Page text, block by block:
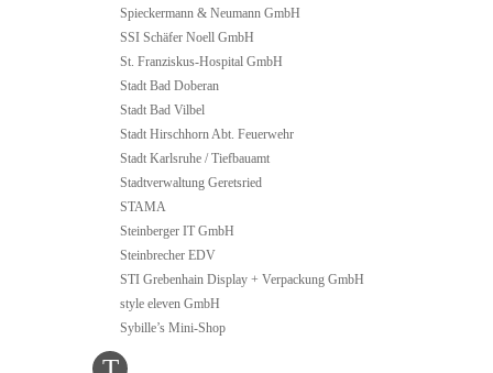
Spieckermann & Neumann GmbH
SSI Schäfer Noell GmbH
St. Franziskus-Hospital GmbH
Stadt Bad Doberan
Stadt Bad Vilbel
Stadt Hirschhorn Abt. Feuerwehr
Stadt Karlsruhe / Tiefbauamt
Stadtverwaltung Geretsried
STAMA
Steinberger IT GmbH
Steinbrecher EDV
STI Grebenhain Display + Verpackung GmbH
style eleven GmbH
Sybille’s Mini-Shop